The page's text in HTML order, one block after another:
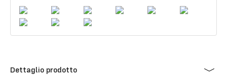
Dettaglio prodotto